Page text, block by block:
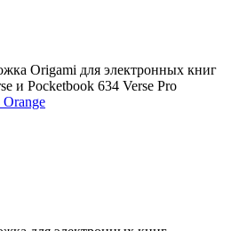
Origami для электронных книг
и Pocketbook 634 Verse Pro